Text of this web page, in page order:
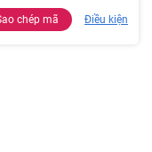
chép mã Điều kiện